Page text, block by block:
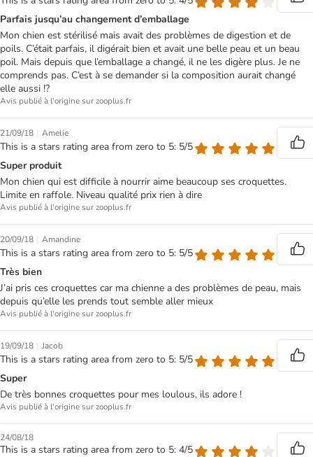
Parfais jusqu’au changement d’emballage
Mon chien est stérilisé mais avait des problèmes de digestion et de
poils. C’était parfais, il digérait bien et avait une belle peau et un beau
poil. Mais depuis que l’emballage a changé, il ne les digère plus. Je ne
comprends pas. C’est à se demander si la composition aurait changé
elle aussi !?
Avis publié à l'origine sur zooplus.fr
21/09/18 | Amelie
This is a stars rating area from zero to 5: 5/5
Super produit
Mon chien qui est difficile à nourrir aime beaucoup ses croquettes.
Limite en raffole. Niveau qualité prix rien à dire
Avis publié à l'origine sur zooplus.fr
20/09/18 | Amandine
This is a stars rating area from zero to 5: 5/5
Très bien
J’ai pris ces croquettes car ma chienne a des problèmes de peau, mais
depuis qu’elle les prends tout semble aller mieux
Avis publié à l'origine sur zooplus.fr
19/09/18 | Jacob
This is a stars rating area from zero to 5: 5/5
Super
De très bonnes croquettes pour mes loulous, ils adore !
Avis publié à l'origine sur zooplus.fr
24/08/18
This is a stars rating area from zero to 5: 4/5